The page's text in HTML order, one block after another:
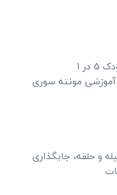
1
مونته سوری
میله و حلقه، جایگذاری